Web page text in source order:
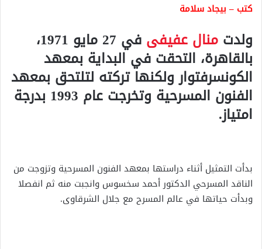
كتب – بيجاد سلامة
ولدت منال عفيفى في 27 مايو 1971،
بالقاهرة، التحقت في البداية بمعهد
الكونسرفتوار ولكنها تركته لتلتحق بمعهد
الفنون المسرحية وتخرجت عام 1993 بدرجة
امتياز.
بدأت التمثيل أثناء دراستها بمعهد الفنون المسرحية وتزوجت من
الناقد المسرحي الدكتور أحمد سخسوس وانجبت منه ثم انفصلا
وبدأت حياتها في عالم المسرح مع جلال الشرقاوى.